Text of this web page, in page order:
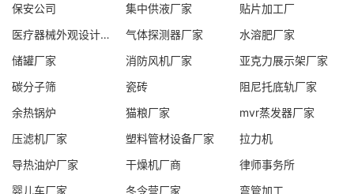
保安公司 集中供液厂家
贴片加工厂
医疗器械外观设计服务商
气体探测器厂家
水溶肥厂家
储罐厂家
消防风机厂家
亚克力展示架厂家
碳分子筛
瓷砖
阻尼托底轨厂家
余热锅炉
猫粮厂家
mvr蒸发器厂家
压滤机厂家
塑料管材设备厂家
拉力机
导热油炉厂家
干燥机厂商
律师事务所
婴儿车厂家
冬令营厂家 弯管加工